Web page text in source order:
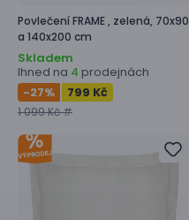
PovlečeníFRAME , zelená, 70x90
a 140x200 cm
Skladem
Ihned na 4 prodejnách
-27% 799 Kč
1 099 Kč #